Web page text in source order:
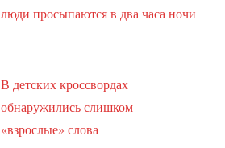
люди просыпаются в два часа ночи
В детских кроссвордах
обнаружились слишком
«взрослые» слова